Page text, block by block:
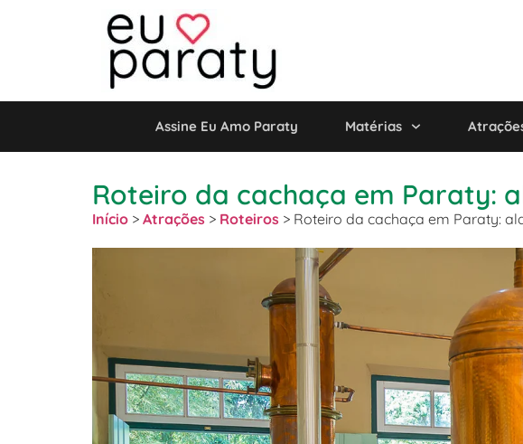
Assine Eu Amo Paraty Matérias
Roteiro da cachaça em Paraty:
Início > Atrações > Roteiros > Roteiro da cachaça em Paraty: